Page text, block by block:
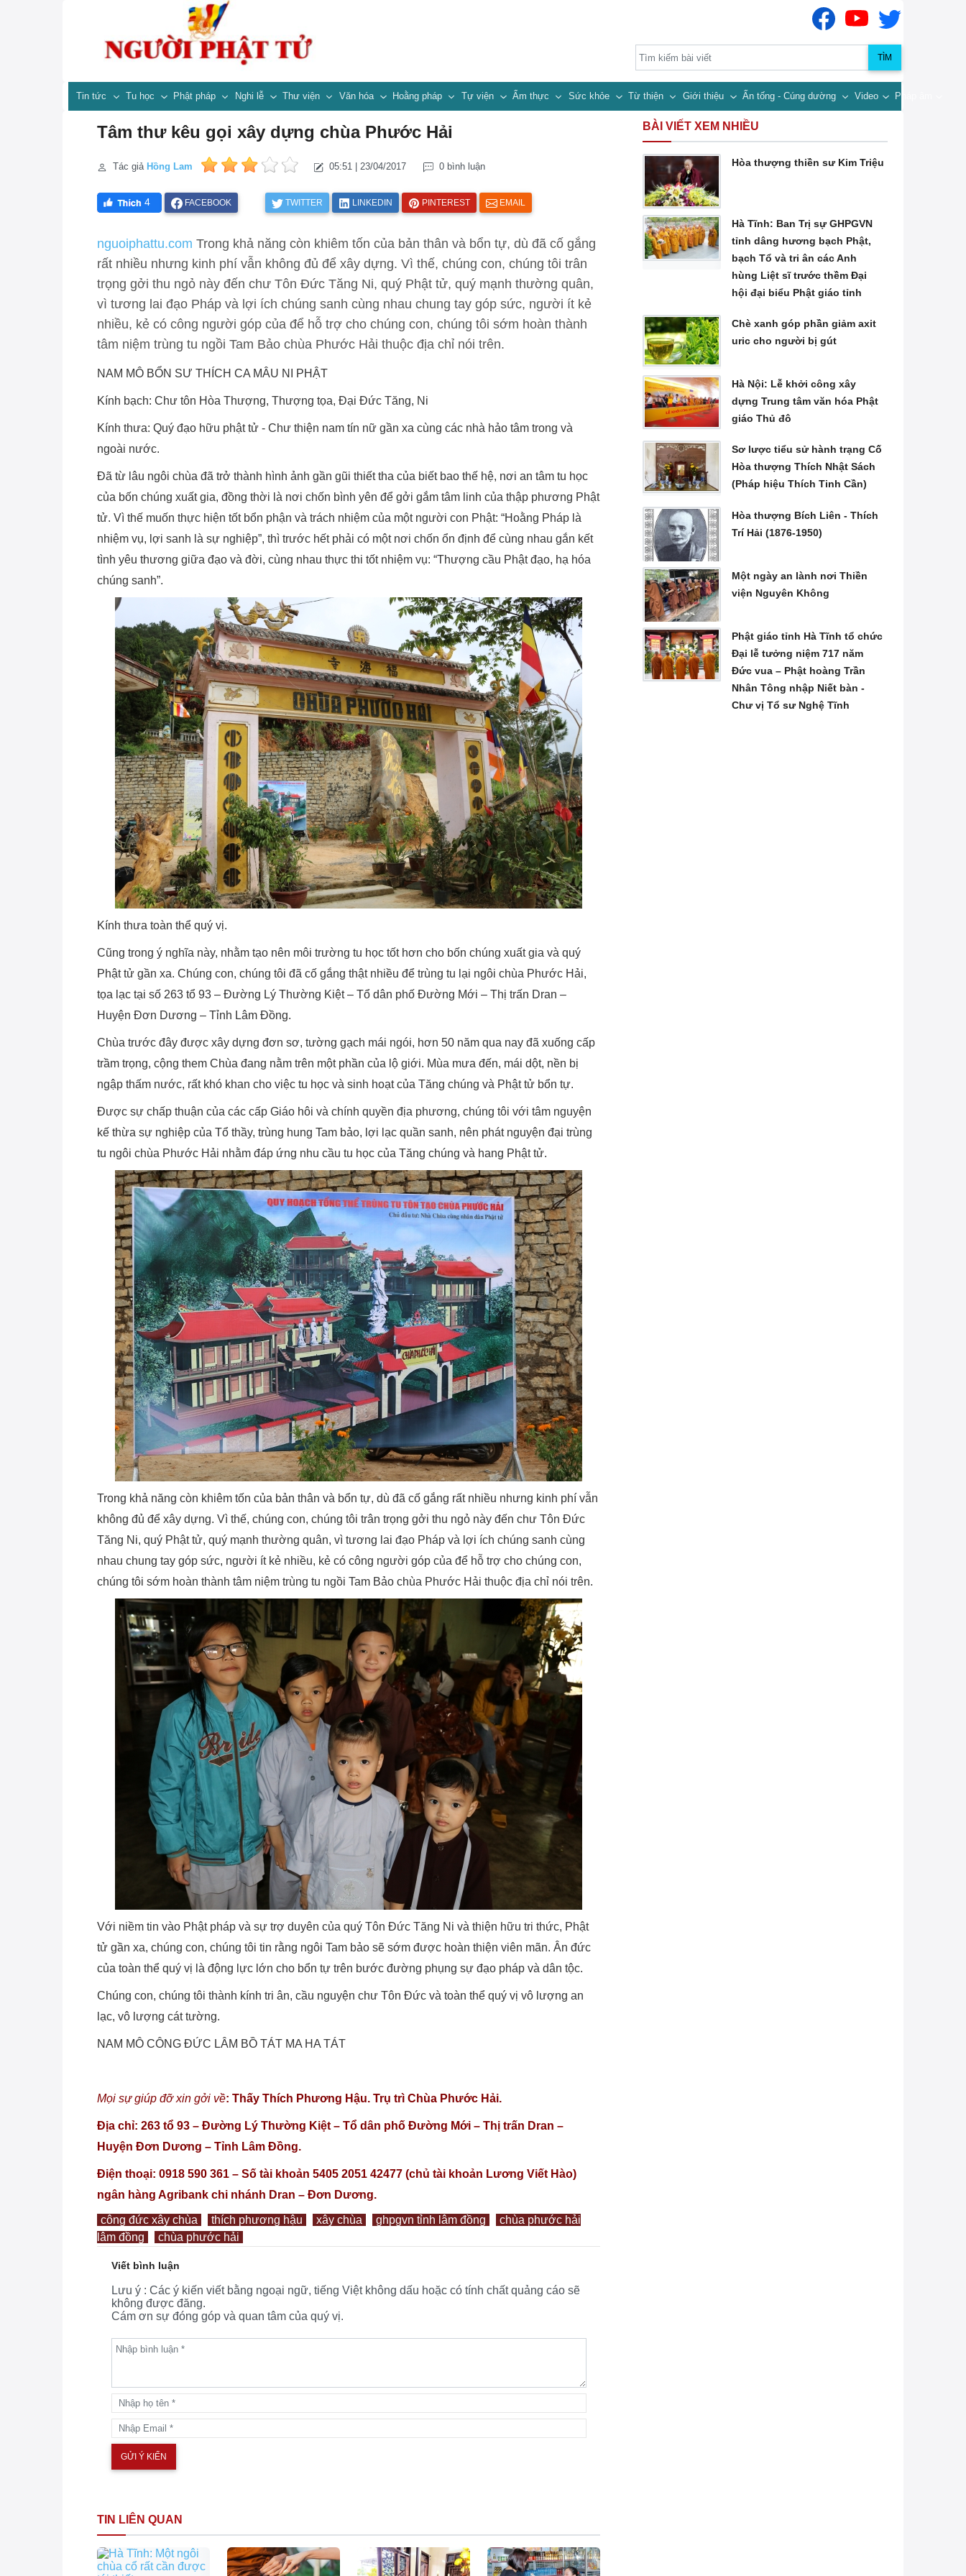
TÌM
Tin tức Tu học Phật pháp Nghi lễ Thư viện Văn hóa Hoằng pháp Tự viện Ẩm thực Sức khỏe Từ thiện Giới thiệu Ấn tống - Cúng dường Video Pháp âm
Tâm thư kêu gọi xây dựng chùa Phước Hải
Tác giả Hồng Lam 05:51 | 23/04/2017 0 bình luận
4 FACEBOOK TWITTER LINKEDIN PINTEREST EMAIL
nguoiphattu.com Trong khả năng còn khiêm tốn của bản thân và bổn tự, dù đã cố gắng
rất nhiều nhưng kinh phí vẫn không đủ để xây dựng. Vì thế, chúng con, chúng tôi trân
trọng gởi thu ngỏ này đến chư Tôn Đức Tăng Ni, quý Phật tử, quý mạnh thường quân,
vì tương lai đạo Pháp và lợi ích chúng sanh cùng nhau chung tay góp sức, người ít kẻ
nhiều, kẻ có công người góp của để hỗ trợ cho chúng con, chúng tôi sớm hoàn thành
tâm niệm trùng tu ngồi Tam Bảo chùa Phước Hải thuộc địa chỉ nói trên.
NAM MÔ BỔN SƯ THÍCH CA MÂU NI PHẬT
Kính bạch: Chư tôn Hòa Thượng, Thượng tọa, Đại Đức Tăng, Ni
Kính thưa: Quý đạo hữu phật tử - Chư thiện nam tín nữ gần xa cùng các nhà hảo tâm trong và
ngoài nước.
Đã từ lâu ngôi chùa đã trở thành hình ảnh gần gũi thiết tha của biết bao thế hệ, nơi an tâm tu học
của bốn chúng xuất gia, đồng thời là nơi chốn bình yên để gởi gắm tâm linh của thập phương Phật
tử. Vì thế muốn thực hiện tốt bổn phận và trách nhiệm của một người con Phật: “Hoằng Pháp là
nhiệm vụ, lợi sanh là sự nghiệp”, thì trước hết phải có một nơi chốn ổn định để cùng nhau gắn kết
tình yêu thương giữa đạo và đời, cùng nhau thực thi tốt nhiệm vụ: “Thượng cầu Phật đạo, hạ hóa
chúng sanh”.
Kính thưa toàn thể quý vị.
Cũng trong ý nghĩa này, nhằm tạo nên môi trường tu học tốt hơn cho bốn chúng xuất gia và quý
Phật tử gần xa. Chúng con, chúng tôi đã cố gắng thật nhiều để trùng tu lại ngôi chùa Phước Hải,
tọa lạc tại số 263 tổ 93 – Đường Lý Thường Kiệt – Tổ dân phố Đường Mới – Thị trấn Dran –
Huyện Đơn Dương – Tỉnh Lâm Đồng.
Chùa trước đây được xây dựng đơn sơ, tường gạch mái ngói, hơn 50 năm qua nay đã xuống cấp
trầm trọng, cộng them Chùa đang nằm trên một phần của lộ giới. Mùa mưa đến, mái dột, nền bị
ngập thấm nước, rất khó khan cho việc tu học và sinh hoạt của Tăng chúng và Phật tử bổn tự.
Được sự chấp thuận của các cấp Giáo hôi và chính quyền địa phương, chúng tôi với tâm nguyện
kế thừa sự nghiệp của Tổ thầy, trùng hung Tam bảo, lợi lạc quần sanh, nên phát nguyện đại trùng
tu ngôi chùa Phước Hải nhằm đáp ứng nhu cầu tu học của Tăng chúng và hang Phật tử.
Trong khả năng còn khiêm tốn của bản thân và bổn tự, dù đã cố gắng rất nhiều nhưng kinh phí vẫn
không đủ để xây dựng. Vì thế, chúng con, chúng tôi trân trọng gởi thu ngỏ này đến chư Tôn Đức
Tăng Ni, quý Phật tử, quý mạnh thường quân, vì tương lai đạo Pháp và lợi ích chúng sanh cùng
nhau chung tay góp sức, người ít kẻ nhiều, kẻ có công người góp của để hỗ trợ cho chúng con,
chúng tôi sớm hoàn thành tâm niệm trùng tu ngồi Tam Bảo chùa Phước Hải thuộc địa chỉ nói trên.
Với niềm tin vào Phật pháp và sự trợ duyên của quý Tôn Đức Tăng Ni và thiện hữu tri thức, Phật
tử gần xa, chúng con, chúng tôi tin rằng ngôi Tam bảo sẽ sớm được hoàn thiện viên mãn. Ân đức
của toàn thể quý vị là động lực lớn cho bổn tự trên bước đường phụng sự đạo pháp và dân tộc.
Chúng con, chúng tôi thành kính tri ân, cầu nguyện chư Tôn Đức và toàn thể quý vị vô lượng an
lạc, vô lượng cát tường.
NAM MÔ CÔNG ĐỨC LÂM BỒ TÁT MA HA TÁT
Mọi sự giúp đỡ xin gởi về: Thấy Thích Phương Hậu. Trụ trì Chùa Phước Hải.
Địa chỉ: 263 tổ 93 – Đường Lý Thường Kiệt – Tổ dân phố Đường Mới – Thị trấn Dran –
Huyện Đơn Dương – Tỉnh Lâm Đồng.
Điện thoại: 0918 590 361 – Số tài khoản 5405 2051 42477 (chủ tài khoản Lương Viết Hào)
ngân hàng Agribank chi nhánh Dran – Đơn Dương.
công đức xây chùa thích phương hậu xây chùa ghpgvn tỉnh lâm đồng
chùa phước hải
lâm đồng
chùa phước hải
Viết bình luận
Lưu ý : Các ý kiến viết bằng ngoại ngữ, tiếng Việt không dấu hoặc có tính chất quảng cáo sẽ
không được đăng.
Cám ơn sự đóng góp và quan tâm của quý vị.
TIN LIÊN QUAN
BÀI VIẾT XEM NHIỀU
Hòa thượng thiền sư Kim Triệu
Hà Tĩnh: Ban Trị sự GHPGVN
tỉnh dâng hương bạch Phật,
bạch Tổ và tri ân các Anh
hùng Liệt sĩ trước thềm Đại
hội đại biểu Phật giáo tỉnh
Chè xanh góp phần giảm axit
uric cho người bị gút
Hà Nội: Lễ khởi công xây
dựng Trung tâm văn hóa Phật
giáo Thủ đô
Sơ lược tiểu sử hành trạng Cố
Hòa thượng Thích Nhật Sách
(Pháp hiệu Thích Tinh Cần)
Hòa thượng Bích Liên - Thích
Trí Hải (1876-1950)
Một ngày an lành nơi Thiền
viện Nguyên Không
Phật giáo tỉnh Hà Tĩnh tổ chức
Đại lễ tưởng niệm 717 năm
Đức vua – Phật hoàng Trần
Nhân Tông nhập Niết bàn -
Chư vị Tổ sư Nghệ Tĩnh